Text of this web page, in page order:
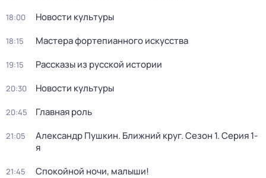
18:00 Новости культуры
18:15 Мастера фортепианного искусства
19:15 Рассказы из русской истории
20:30 Новости культуры
20:45 Главная роль
21:05 Александр Пушкин. Ближний круг. Сезон 1. Серия 1-
я
21:45 Спокойной ночи, малыши!